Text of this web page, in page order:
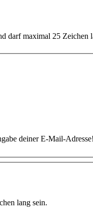
darf maximal 25 Zeichen
deiner E-Mail-
lang sein.